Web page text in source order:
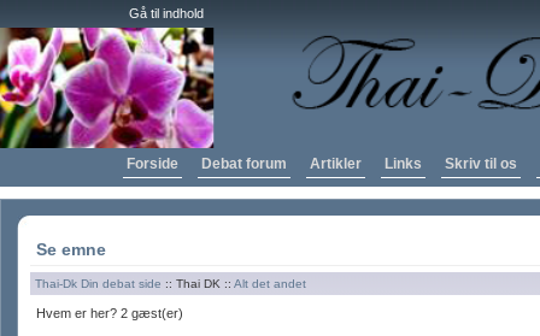
Gå til indhold
Forside Debat forum Artikler Links Skriv til os
Se emne
Thai-Dk Din debat side :: Thai DK :: Alt det andet
Hvem er her? 2 gæst(er)